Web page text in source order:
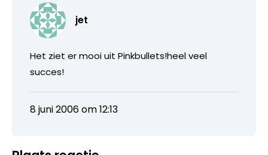
jet
Het ziet er mooi uit Pinkbullets!heel veel
succes!
8 juni 2006 om 12:13